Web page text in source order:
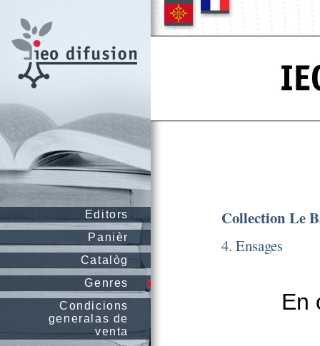
Editors
Panièr
Catalòg
Genres
Condicions
generalas de
venta
Collection Le
4. Ensages
En